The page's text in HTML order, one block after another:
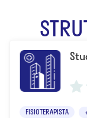
FISIOTERAPISTA